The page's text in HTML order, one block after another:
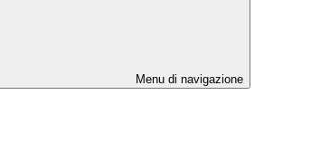
Menu di navigazione